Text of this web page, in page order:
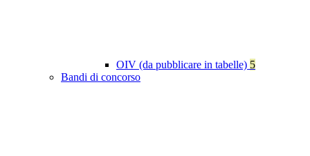
OIV (da pubblicare in tabelle) 5
Bandi di concorso